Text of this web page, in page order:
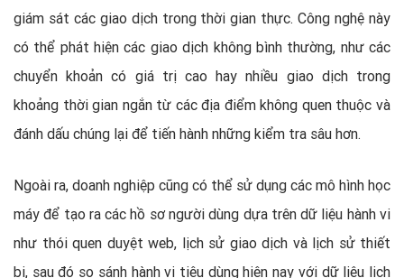
giám sát các giao dịch trong thời gian thực. Công nghệ này
có thể phát hiện các giao dịch không bình thường, như các
chuyển khoản có giá trị cao hay nhiều giao dịch trong
khoảng thời gian ngắn từ các địa điểm không quen thuộc và
đánh dấu chúng lại để tiến hành những kiểm tra sâu hơn.
Ngoài ra, doanh nghiệp cũng có thể sử dụng các mô hình học
máy để tạo ra các hồ sơ người dùng dựa trên dữ liệu hành vi
như thói quen duyệt web, lịch sử giao dịch và lịch sử thiết
bị, sau đó so sánh hành vi tiêu dùng hiện nay với dữ liệu lịch